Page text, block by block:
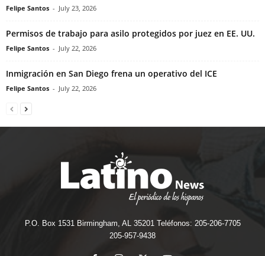
Felipe Santos - July 23, 2026
Permisos de trabajo para asilo protegidos por juez en EE. UU.
Felipe Santos - July 22, 2026
Inmigración en San Diego frena un operativo del ICE
Felipe Santos - July 22, 2026
P.O. Box 1531 Birmingham, AL 35201 Teléfonos: 205-206-7705
205-957-9438